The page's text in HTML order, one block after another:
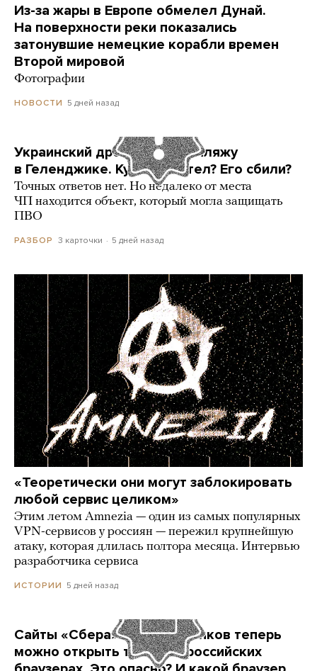
Из-за жары в Европе обмелел Дунай.
На поверхности реки показались
затонувшие немецкие корабли времен
Второй мировой
Фотографии
НОВОСТИ 5 дней назад
Украинский дрон попал по пляжу
в Геленджике. Куда он летел? Его сбили?
Точных ответов нет. Но недалеко от места
ЧП находится объект, который могла защищать
ПВО
РАЗБОР 3 карточки 5 дней назад
«Теоретически они могут заблокировать
любой сервис целиком»
Этим летом Amnezia — один из самых популярных
VPN-сервисов у россиян — пережил крупнейшую
атаку, которая длилась полтора месяца. Интервью
разработчика сервиса
ИСТОРИИ 5 дней назад
Сайты «Сбера» и других банков теперь
можно открыть только в российских